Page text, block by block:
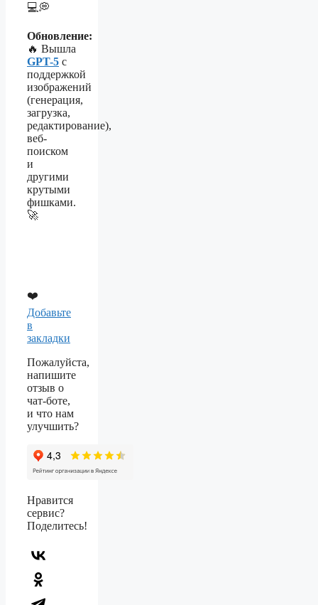
💻💭
Обновление:
🔥 Вышла
GPT-5 с
поддержкой
изображений
(генерация,
загрузка,
редактирование),
веб-
поиском
и
другими
крутыми
фишками.
🚀
❤️
Добавьте
в
закладки
Пожалуйста,
напишите
отзыв о
чат-боте,
и что нам
улучшить?
Нравится
сервис?
Поделитесь!